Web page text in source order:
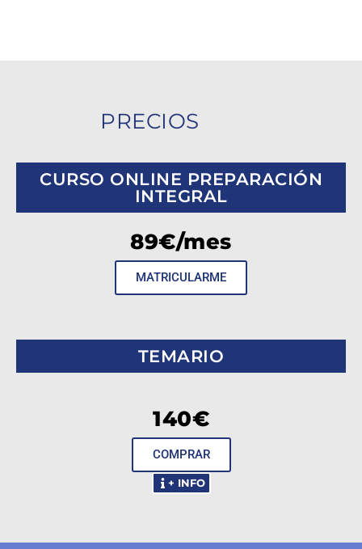
PRECIOS
CURSO ONLINE PREPARACIÓN
INTEGRAL
89€/mes
MATRICULARME
TEMARIO
140€
COMPRAR
+ INFO